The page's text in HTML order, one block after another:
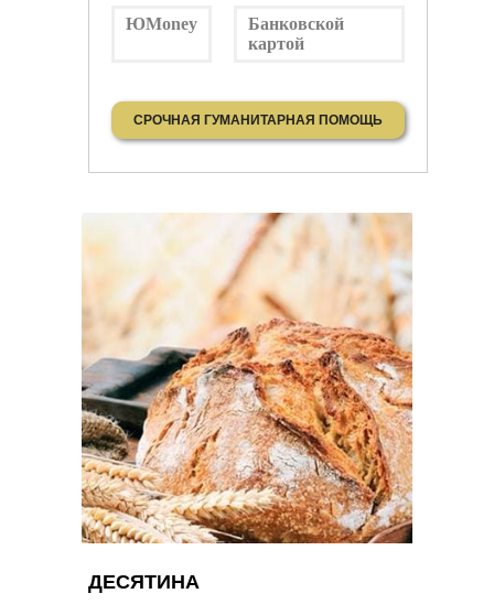
ДЕСЯТИНА
ЮMoney
Банковской
картой